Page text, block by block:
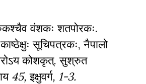
वंशकः शतपोरकः.
सूचिपत्रकः, नैपालो
कोशकृत्. सुश्रुत
45,इक्षुवर्ग, 1-3.